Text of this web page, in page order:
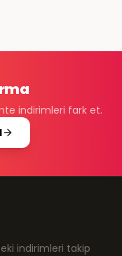
indirimleri fark et.
indirimleri takip